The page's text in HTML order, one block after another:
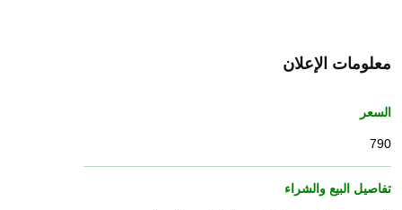
معلومات الإعلان
السعر
790
تفاصيل البيع والشراء